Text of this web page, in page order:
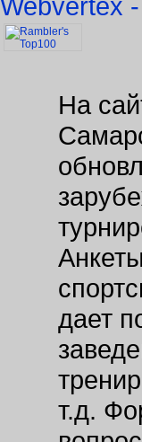
На
дает
т.д.